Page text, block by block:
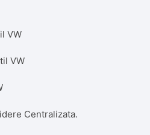
VW
VW
Centralizata.